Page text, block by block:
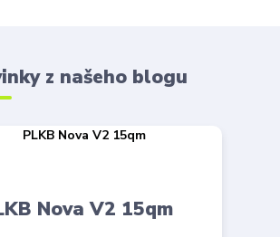
z našeho blogu
Nova V2 15qm